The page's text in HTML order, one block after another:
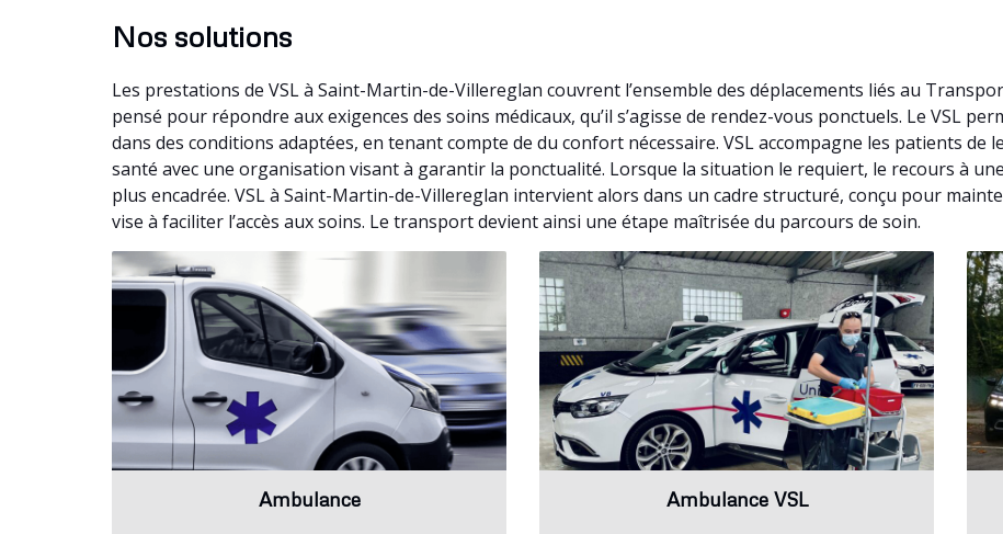
Nos solutions
Les prestations de VSL à Saint-Martin-de-Villereglan couvrent l’ensemble des déplacements liés au
pensé pour répondre aux exigences des soins médicaux, qu’il s’agisse de rendez-vous ponctuels. Le VSL
dans des conditions adaptées, en tenant compte de du confort nécessaire. VSL accompagne les patients de
santé avec une organisation visant à garantir la ponctualité. Lorsque la situation le requiert, le recours à
plus encadrée. VSL à Saint-Martin-de-Villereglan intervient alors dans un cadre structuré, conçu pour
vise à faciliter l’accès aux soins. Le transport devient ainsi une étape maîtrisée du parcours de soin.
Ambulance Ambulance VSL